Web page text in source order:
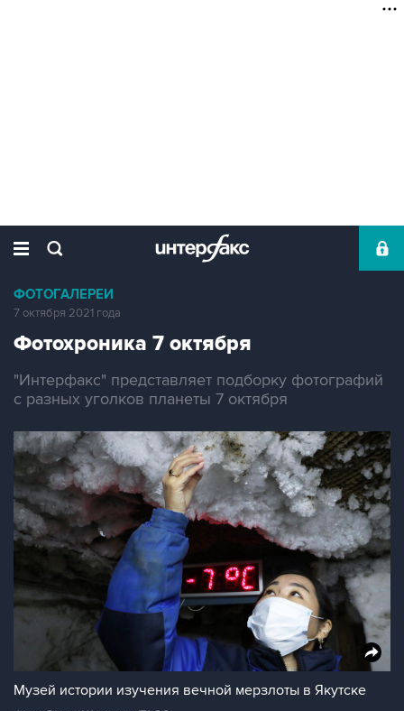
ФОТОГАЛЕРЕИ
7 октября 2021 года
Фотохроника 7 октября
"Интерфакс" представляет подборку фотографий
с разных уголков планеты 7 октября
Музей истории изучения вечной мерзлоты в Якутске